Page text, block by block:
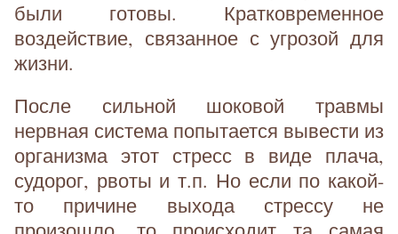
были готовы. Кратковременное
воздействие, связанное с угрозой для
жизни.
После сильной шоковой травмы
нервная система попытается вывести из
организма этот стресс в виде плача,
судорог, рвоты и т.п. Но если по какой-
то причине выхода стрессу не